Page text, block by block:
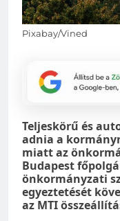
Pixabay/Vined
Teljeskörű és
adnia a
miatt az
Budapest
önkormányzati
egyeztetését
az MTI